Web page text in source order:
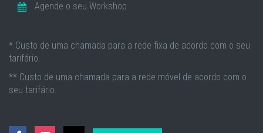
Agende o seu Workshop
* Custo de uma chamada para a rede fixa de acordo com o seu
tarifário.
** Custo de uma chamada para a rede móvel de acordo com o
seu tarifário.